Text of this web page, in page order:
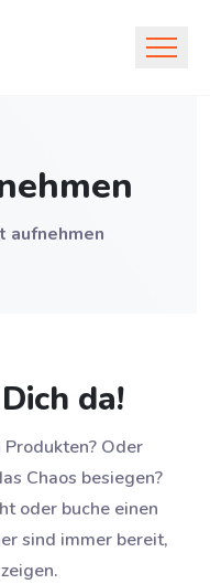
aufnehmen
da!
Oder
Chaos besiegen?
oder buche einen
sind immer bereit,